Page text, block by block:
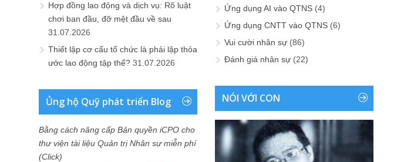
Hợp đồng lao động và dịch vụ: Rõ luật
chơi ban đầu, đỡ mệt đầu về sau
31.07.2026
Thiết lập cơ cấu tổ chức là phải lập thỏa
ước lao động tập thể? 31.07.2026
Ủng hộ Quỹ phát triển Blog
Bằng cách nâng cấp Bản quyền iCPO cho
thư viện tài liệu Quản trị Nhân sự miễn phí
(Click)
Ứng dụng AI vào QTNS (4)
Ứng dụng CNTT vào QTNS (6)
Vui cười nhân sự (86)
Đánh giá nhân sự (22)
NÓI VỚI CON